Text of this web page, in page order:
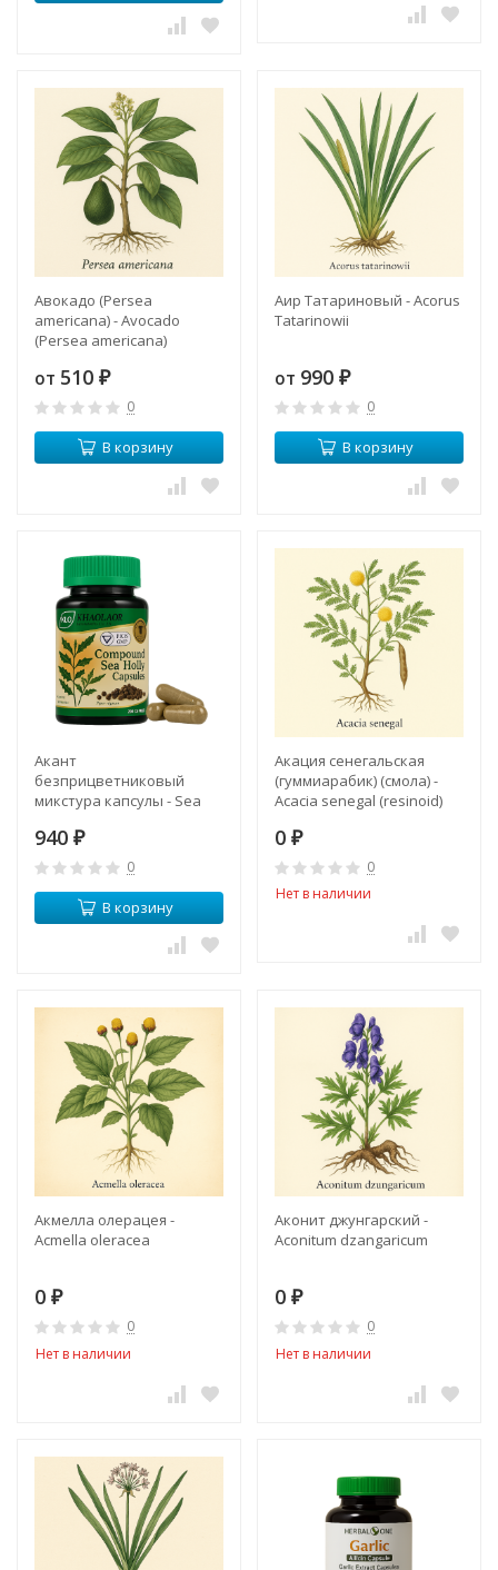
Авокадо (Persea
americana) - Avocado
(Persea americana)
от 510 ₽
0
В корзину
Аир Татариновый - Acorus
Tatarinowii
от 990 ₽
0
В корзину
Акант
безприцветниковый
микстура капсулы - Sea
(KLO)
940 ₽
0
В корзину
Акация сенегальская
(гуммиарабик) (смола) -
Acacia senegal (resinoid)
0 ₽
0
Нет в наличии
Акмелла олерацея -
Acmella oleracea
0 ₽
0
Нет в наличии
Аконит джунгарский -
Aconitum dzangaricum
0 ₽
0
Нет в наличии